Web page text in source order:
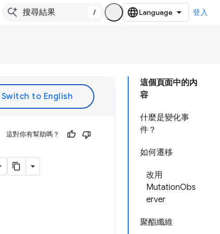
/ 登入
這個頁面中的內
容
什麼是變化事
件？
如何遷移
改用
MutationObs
erver
聚酯纖維
這對你有幫助嗎？